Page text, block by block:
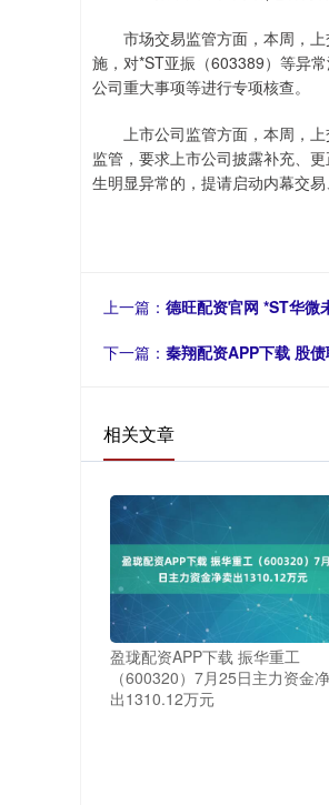
市场交易监管方面，本周，上
施，对*ST亚振（603389）等异
公司重大事项等进行专项核查。
上市公司监管方面，本周，上
监管，要求上市公司披露补充、
生明显异常的，提请启动内幕交易
上一篇： 德旺配资官网 *ST华微
下一篇： 秦翔配资APP下载 股
相关文章
盈珑配资APP下载 振华重工
（600320）7月25日主力资金
出1310.12万元